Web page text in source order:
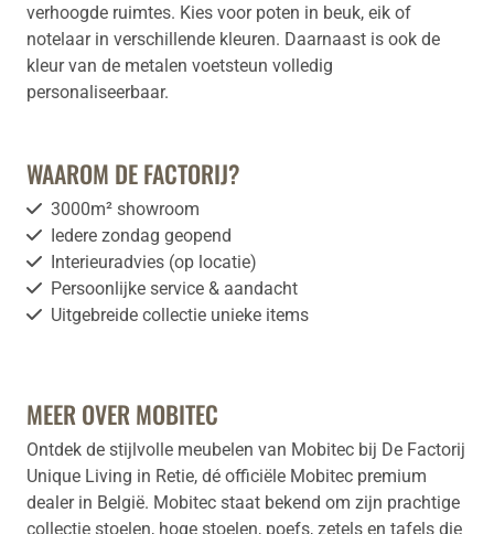
verhoogde ruimtes. Kies voor poten in beuk, eik of
notelaar in verschillende kleuren. Daarnaast is ook de
kleur van de metalen voetsteun volledig
personaliseerbaar.
WAAROM DE FACTORIJ?
3000m² showroom
Iedere zondag geopend
Interieuradvies (op locatie)
Persoonlijke service & aandacht
Uitgebreide collectie unieke items
MEER OVER MOBITEC
Ontdek de stijlvolle meubelen van Mobitec bij De Factorij
Unique Living in Retie, dé officiële Mobitec premium
dealer in België. Mobitec staat bekend om zijn prachtige
collectie stoelen, hoge stoelen, poefs, zetels en tafels die